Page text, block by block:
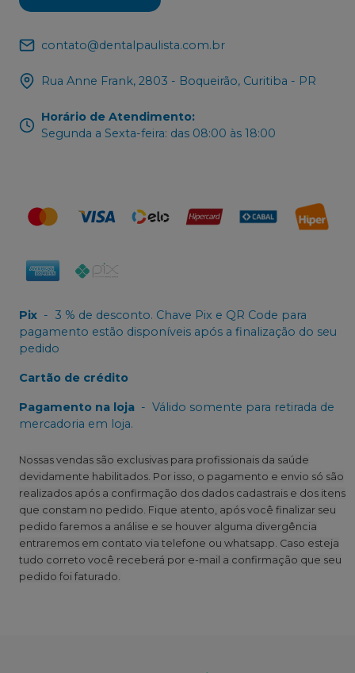
contato@dentalpaulista.com.br
Rua Anne Frank, 2803 - Boqueirão, Curitiba - PR
Horário de Atendimento:
Segunda a Sexta-feira: das 08:00 às 18:00
Pix - 3 % de desconto. Chave Pix e QR Code para
pagamento estão disponíveis após a finalização do seu
pedido
Cartão de crédito
Pagamento na loja - Válido somente para retirada de
mercadoria em loja.
Nossas vendas são exclusivas para profissionais da saúde
devidamente habilitados. Por isso, o pagamento e envio só são
realizados após a confirmação dos dados cadastrais e dos itens
que constam no pedido. Fique atento, após você finalizar seu
pedido faremos a análise e se houver alguma divergência
entraremos em contato via telefone ou whatsapp. Caso esteja
tudo correto você receberá por e-mail a confirmação que seu
pedido foi faturado.